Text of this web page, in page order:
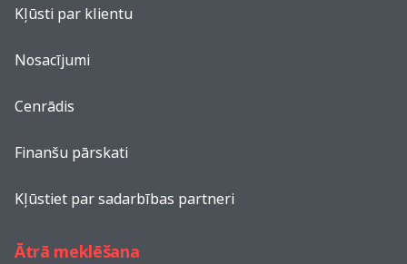
Kļūsti par klientu
Nosacījumi
Cenrādis
Finanšu pārskati
Kļūstiet par sadarbības partneri
Ātrā meklēšana